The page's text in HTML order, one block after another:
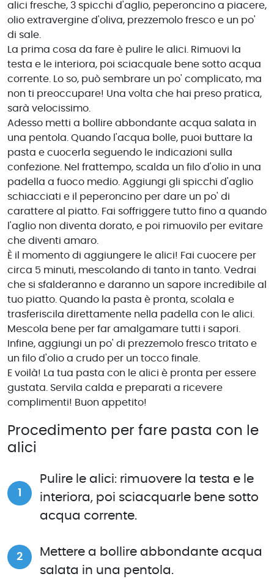
alici fresche, 3 spicchi d'aglio, peperoncino a piacere,
olio extravergine d'oliva, prezzemolo fresco e un po'
di sale.
La prima cosa da fare è pulire le alici. Rimuovi la
testa e le interiora, poi sciacquale bene sotto acqua
corrente. Lo so, può sembrare un po' complicato, ma
non ti preoccupare! Una volta che hai preso pratica,
sarà velocissimo.
Adesso metti a bollire abbondante acqua salata in
una pentola. Quando l'acqua bolle, puoi buttare la
pasta e cuocerla seguendo le indicazioni sulla
confezione. Nel frattempo, scalda un filo d'olio in una
padella a fuoco medio. Aggiungi gli spicchi d'aglio
schiacciati e il peperoncino per dare un po' di
carattere al piatto. Fai soffriggere tutto fino a quando
l'aglio non diventa dorato, e poi rimuovilo per evitare
che diventi amaro.
È il momento di aggiungere le alici! Fai cuocere per
circa 5 minuti, mescolando di tanto in tanto. Vedrai
che si sfalderanno e daranno un sapore incredibile al
tuo piatto. Quando la pasta è pronta, scolala e
trasferiscila direttamente nella padella con le alici.
Mescola bene per far amalgamare tutti i sapori.
Infine, aggiungi un po' di prezzemolo fresco tritato e
un filo d'olio a crudo per un tocco finale.
E voilà! La tua pasta con le alici è pronta per essere
gustata. Servila calda e preparati a ricevere
complimenti! Buon appetito!
Procedimento per fare pasta con le
alici
Pulire le alici: rimuovere la testa e le
interiora, poi sciacquarle bene sotto
acqua corrente.
Mettere a bollire abbondante acqua
salata in una pentola.